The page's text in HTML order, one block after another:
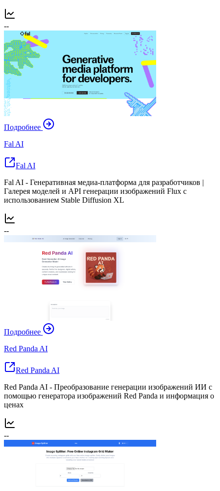
--
Подробнее
Fal AI
Fal AI
Fal AI - Генеративная медиа-платформа для разработчиков |
Галерея моделей и API генерации изображений Flux с
использованием Stable Diffusion XL
--
Подробнее
Red Panda AI
Red Panda AI
Red Panda AI - Преобразование генерации изображений ИИ с
помощью генератора изображений Red Panda и информация о
ценах
--